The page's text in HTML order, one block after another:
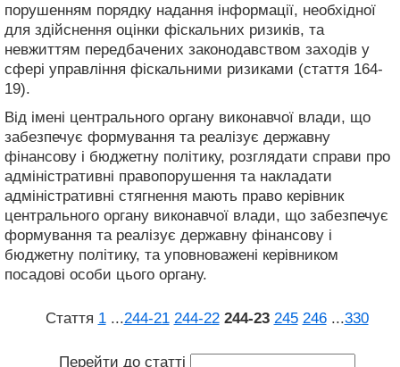
порушенням порядку надання інформації, необхідної
для здійснення оцінки фіскальних ризиків, та
невжиттям передбачених законодавством заходів у
сфері управління фіскальними ризиками (стаття 164-
19).
Від імені центрального органу виконавчої влади, що
забезпечує формування та реалізує державну
фінансову і бюджетну політику, розглядати справи про
адміністративні правопорушення та накладати
адміністративні стягнення мають право керівник
центрального органу виконавчої влади, що забезпечує
формування та реалізує державну фінансову і
бюджетну політику, та уповноважені керівником
посадові особи цього органу.
Стаття 1 ...244‑21 244‑22 244‑23 245 246 ...330
Перейти до статті